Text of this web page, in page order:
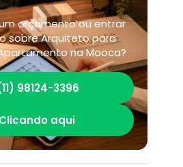
orçamento ou entrar
sobre Arquiteto para
na Mooca?
98124-3396
Clicando aqui